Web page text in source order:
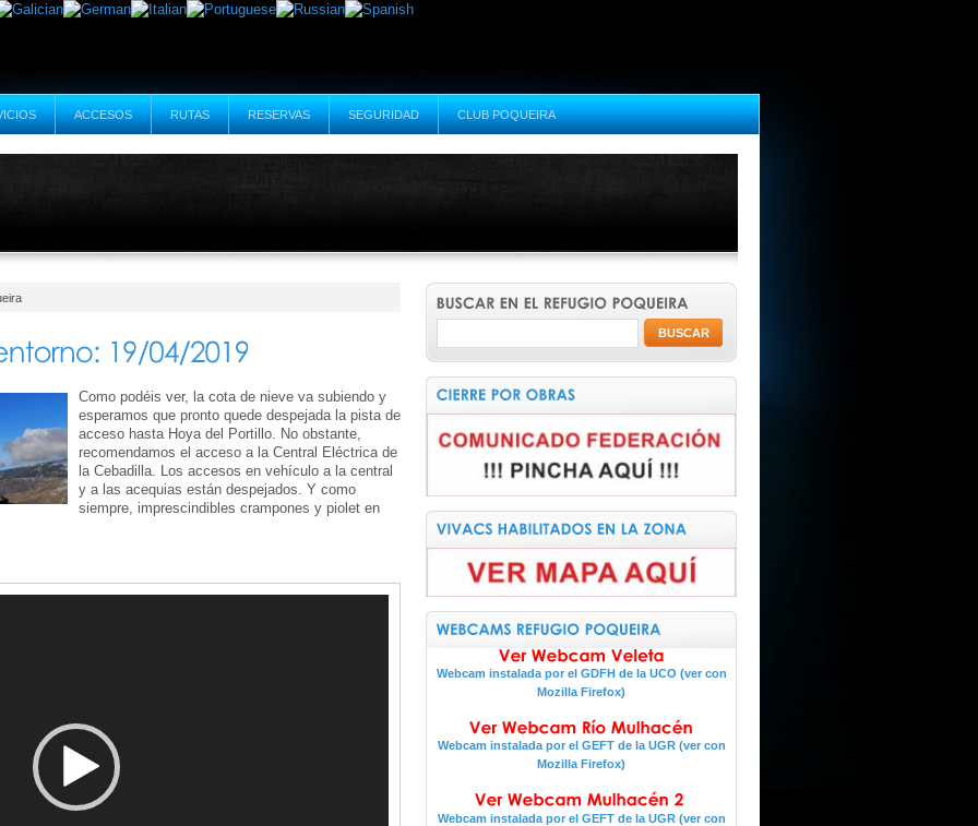
ACCESOS RUTAS RESERVAS SEGURIDAD CLUB POQUEIRA
Como podéis ver, la cota de nieve va subiendo y
esperamos que pronto quede despejada la pista de
acceso hasta Hoya del Portillo. No obstante,
recomendamos el acceso a la Central Eléctrica de
la Cebadilla. Los accesos en vehículo a la central
y a las acequias están despejados. Y como
siempre, imprescindibles crampones y piolet en
Webcam instalada por el GDFH de la UCO (ver con
Mozilla Firefox)
Webcam instalada por el GEFT de la UGR (ver con
Mozilla Firefox)
Webcam instalada por el GEFT de la UGR (ver con